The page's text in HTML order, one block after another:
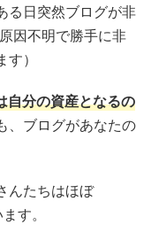
る日突然ブログが非
因不明で勝手に非
）
自分の資産となるの
、ブログがあなたの
んたちはほぼ
す。